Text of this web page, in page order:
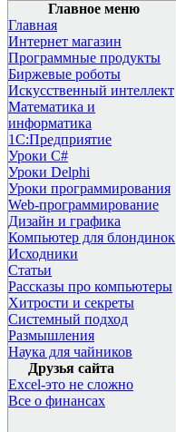
Главное меню
Главная
Интернет магазин
Программные продукты
Биржевые роботы
Искусственный интеллект
Математика и
информатика
1С:Предприятие
Уроки C#
Уроки Delphi
Уроки программирования
Web-программирование
Дизайн и графика
Компьютер для блондинок
Исходники
Статьи
Рассказы про компьютеры
Хитрости и секреты
Системный подход
Размышления
Наука для чайников
Друзья сайта
Excel-это не сложно
Все о финансах